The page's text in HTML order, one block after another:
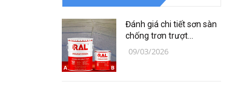
Thiết bị, vật tư điện nước
Thiết bị, vật tư điện lạnh
Đánh giá chi tiết sơn sàn
chống trơn trượt
RAFLOOR ANTI-SLIP MIO
09/03/2026